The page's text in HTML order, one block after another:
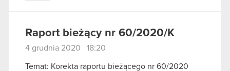
Raport bieżący nr 60/2020/K
4 grudnia 2020 18:20
Temat: Korekta raportu bieżącego nr 60/2020